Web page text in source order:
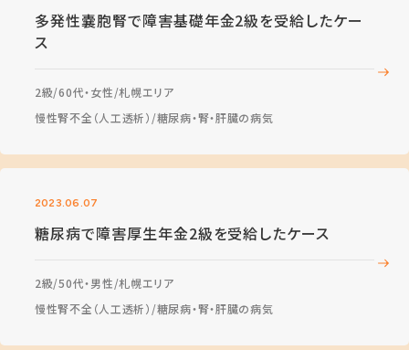
多発性嚢胞腎で障害基礎年金2級を受給したケー
ス
2級 60代・女性 札幌エリア
慢性腎不全（人工透析） 糖尿病・腎・肝臓の病気
2023.06.07
糖尿病で障害厚生年金2級を受給したケース
2級 50代・男性 札幌エリア
慢性腎不全（人工透析） 糖尿病・腎・肝臓の病気